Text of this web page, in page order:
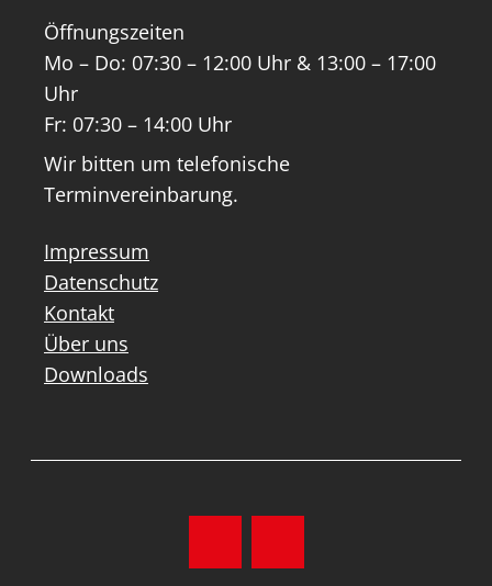
Öffnungszeiten
Mo – Do: 07:30 – 12:00 Uhr & 13:00 – 17:00
Uhr
Fr: 07:30 – 14:00 Uhr
Wir bitten um telefonische
Terminvereinbarung.
Impressum
Datenschutz
Kontakt
Über uns
Downloads